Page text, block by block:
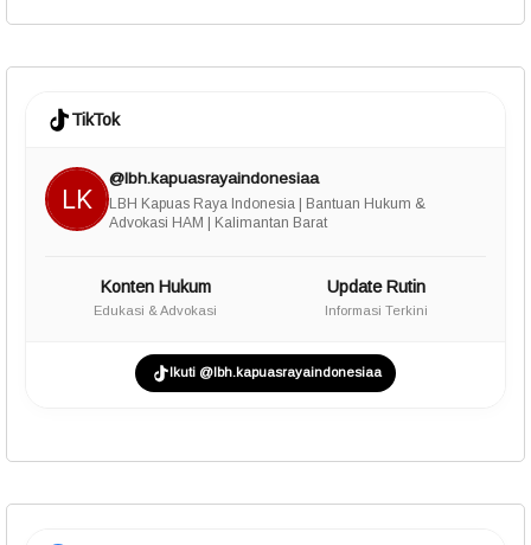
TikTok
@lbh.kapuasrayaindonesiaa
LBH Kapuas Raya Indonesia | Bantuan Hukum &
Advokasi HAM | Kalimantan Barat
Konten Hukum
Edukasi & Advokasi
Update Rutin
Informasi Terkini
Ikuti @lbh.kapuasrayaindonesiaa